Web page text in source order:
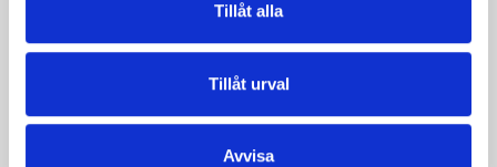
Tillåt alla
Tillåt urval
Avvisa
böcklingröra